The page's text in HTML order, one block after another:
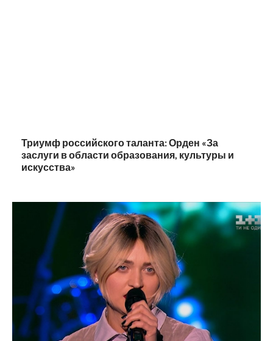
Триумф российского таланта: Орден «За
заслуги в области образования, культуры и
искусства»